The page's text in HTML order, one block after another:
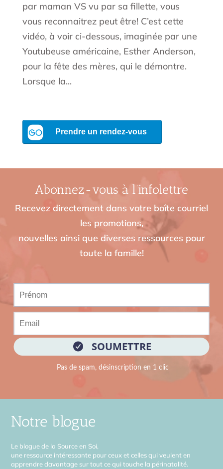
par maman VS vu par sa fillette, vous
vous reconnaitrez peut être! C’est cette
vidéo, à voir ci-dessous, imaginée par une
Youtubeuse américaine, Esther Anderson,
pour la fête des mères, qui le démontre.
Lorsque la...
Abonnez-vous à l’infolettre
Recevez directement dans votre boîte courriel
les promotions,
nouvelles ainsi que diverses ressources pour
toute la famille!
Notre blogue
Le blogue de la Source en Soi,
une ressource intéressante pour ceux et celles qui veulent en
apprendre davantage sur tout ce qui touche la périnatalité.